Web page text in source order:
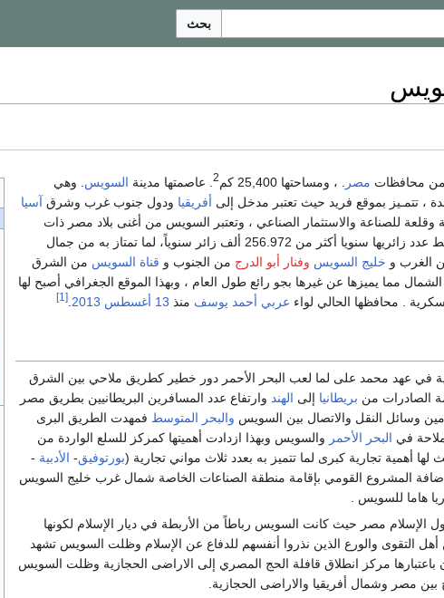
بحث
محافظات مصر . ، ومساحتها 25,400 كم 2 . عاصمتها مدينة السويس . وهي
، تتمـيز بموقع فريد حيث تعتبر مدخل إلى أفريقيا ودول جنوب غرب وشرق آسيا
وقلعة للصناعة والاستثمار الصناعي ، وتعتبر السويس من أغنى بلاد مصر ذات
الجذب السياحي حيث يبلغ متوسط عدد زائريها سنويا أكثر من 256.972 ألف زائر سنوياً، لما تمتاز به من جمال
الغرب و خليج السويس وفنار أبو الدرج من الجنوب و قناة السويس من الشرق
مما يميزها عن غيرها بجو رائع طول العام ، وبهذا الموقع الجغرافي أصبح لها
. محافظها الحالي لواء عربي أحمد يوسف منذ 13 أغسطس 2013
[1]
في عهد محمد على لما لعب البحر الأحمر دور خطير كطريق ملاحي بين الشرق
الصادرات من بريطانيا إلى الهند وارتفاع عدد المسافرين البريطانيين بطريق مصر
وسائل النقل والاتصال بين السويس والبحر المتوسط فمهدت الطريق البرى
في البحر الأحمر والسويس وبهذا ازدادت أهميتها كمركز للسلع الواردة من
أهمية تجارية كبرى لما تتميز به بعدد ثلاث مواني تجارية (بورتوفيق- الأدبية -
المشروع القومي بإقامة منطقة الصناعات الخاصة شمال غرب خليج السويس
هاما للسويس .
الإسلام مصر حيث كانت السويس رباطاً من الأربطة في ديار الإسلام لكونها
التقوى والورع الذين نذروا أنفسهم للدفاع عن الإسلام وظلت السويس تشهد
باعتبارها مركز انطلاق قافلة الحج المصري إلى الاراضى الحجازية وظلت السويس
مصر وشمال أفريقيا والاراضى الحجازية.